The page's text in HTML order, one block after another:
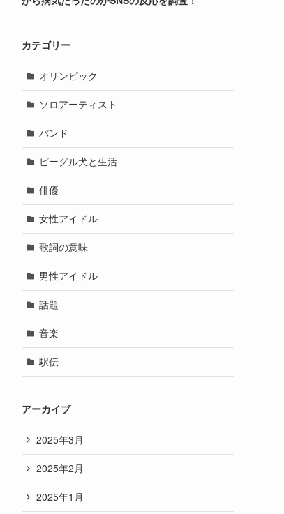
カテゴリー
オリンピック
ソロアーティスト
バンド
ビーグル犬と生活
俳優
女性アイドル
歌詞の意味
男性アイドル
話題
音楽
駅伝
アーカイブ
2025年3月
2025年2月
2025年1月